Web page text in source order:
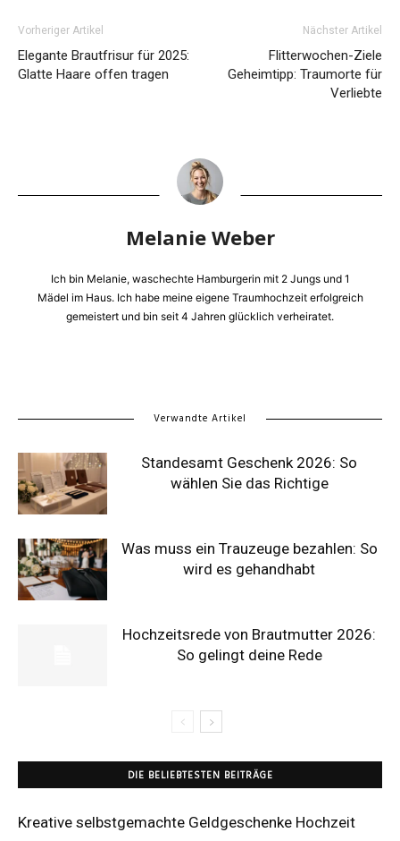
Vorheriger Artikel
Elegante Brautfrisur für 2025:
Glatte Haare offen tragen
Nächster Artikel
Flitterwochen-Ziele
Geheimtipp: Traumorte für
Verliebte
Melanie Weber
Ich bin Melanie, waschechte Hamburgerin mit 2 Jungs und 1
Mädel im Haus. Ich habe meine eigene Traumhochzeit erfolgreich
gemeistert und bin seit 4 Jahren glücklich verheiratet.
Verwandte Artikel
Standesamt Geschenk 2026: So
wählen Sie das Richtige
Was muss ein Trauzeuge bezahlen: So
wird es gehandhabt
Hochzeitsrede von Brautmutter 2026:
So gelingt deine Rede
DIE BELIEBTESTEN BEITRÄGE
Kreative selbstgemachte Geldgeschenke Hochzeit